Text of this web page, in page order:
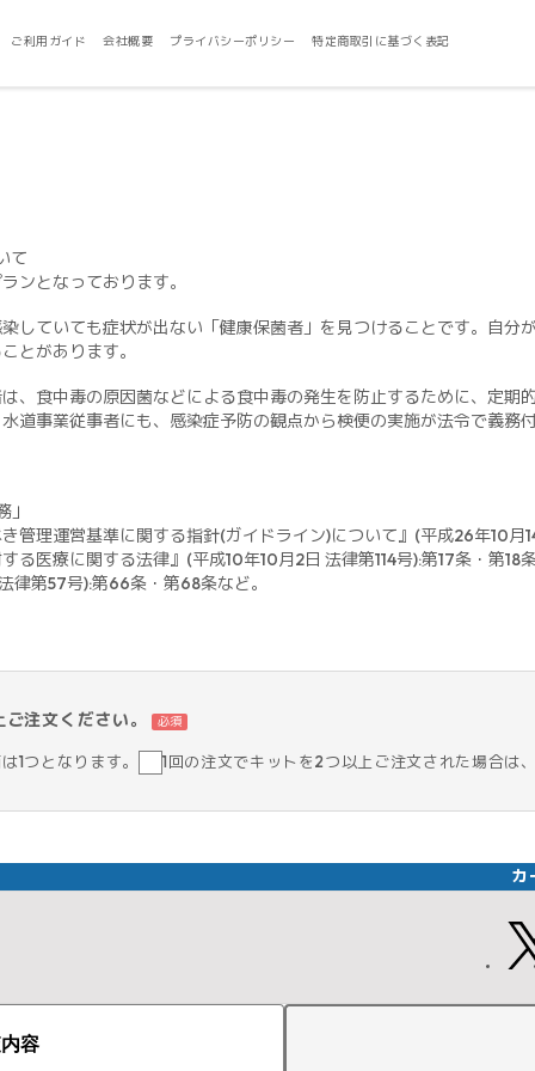
ご利用ガイド 会社概要 プライバシーポリシー 特定商取引に基づく表記
て
ンとなっております。
していても症状が出ない「健康保菌者」を見つけることです。自
とがあります。
、食中毒の原因菌などによる食中毒の発生を防止するために、定
道事業従事者にも、感染症予防の観点から検便の実施が法令で義務
管理運営基準に関する指針(ガイドライン)について』(平成26年10
る医療に関する法律』(平成10年10月2日 法律第114号):第17条・第18
律第57号):第66条・第68条など。
注文ください。 必須
1つとなります。 1回の注文でキットを2つ以上ご注文された場合は
カ
容